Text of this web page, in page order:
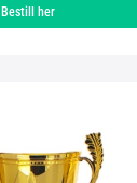
Bestill her